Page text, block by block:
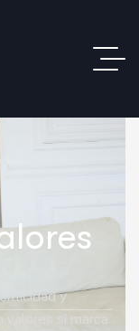
y
valores sí marca